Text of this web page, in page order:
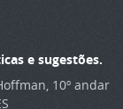
e sugestões.
10º andar